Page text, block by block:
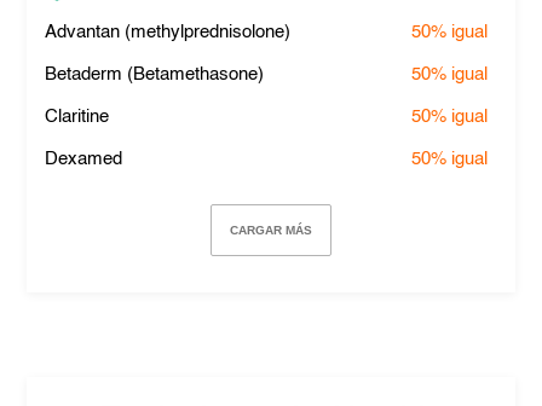
Advantan (methylprednisolone) 50% igual
Betaderm (Betamethasone) 50% igual
Claritine 50% igual
Dexamed 50% igual
CARGAR MÁS